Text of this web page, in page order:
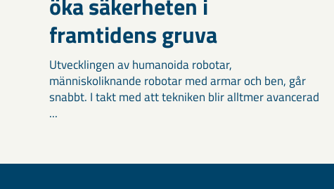
framtidens gruva
Utvecklingen av humanoida robotar,
människoliknande robotar med armar och ben, går
snabbt. I takt med att tekniken blir alltmer avancerad
...